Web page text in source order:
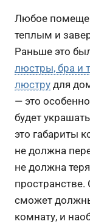
Любое
теплым и
Раньше это
люстры, бра и
люстру для
— это
будет
это габариты
не должна
не должна
сможет
комнату, и